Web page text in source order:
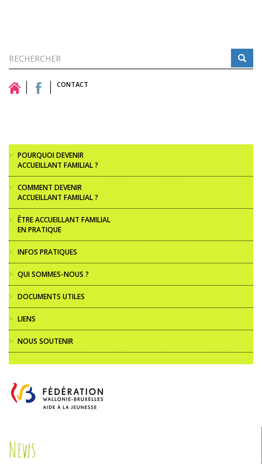
Formulaire
de
recherche
Rechercher CONTACT
> POURQUOI DEVENIR
ACCUEILLANT FAMILIAL ?
> COMMENT DEVENIR
ACCUEILLANT FAMILIAL ?
> ÊTRE ACCUEILLANT FAMILIAL
EN PRATIQUE
> INFOS PRATIQUES
> QUI SOMMES-NOUS ?
> DOCUMENTS UTILES
> LIENS
> NOUS SOUTENIR
News